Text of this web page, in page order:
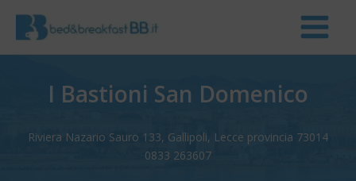
I Bastioni San Domenico
Riviera Nazario Sauro 133, Gallipoli, Lecce provincia 73014
0833 263607